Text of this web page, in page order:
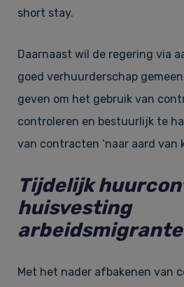
short stay.
Daarnaast wil de regering via
goed verhuurderschap
geven om het gebruik van
controleren en bestuurlijk te
van contracten ‘naar aard van
Tijdelijk
huisvesting
Met het nader afbakenen van